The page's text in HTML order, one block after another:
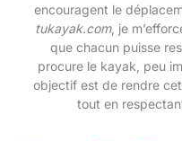
encouragent le
tukayak.com, je
que chacun puisse
procure le kayak, peu
objectif est de rendre
tout en